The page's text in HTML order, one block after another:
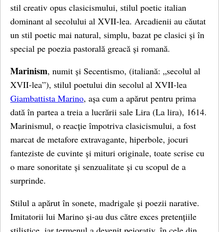
stil creativ opus clasicismului, stilul poetic italian
dominant al secolului al XVII-lea. Arcadienii au căutat
un stil poetic mai natural, simplu, bazat pe clasici și în
special pe poezia pastorală greacă și romană.
Marinism, numit și Secentismo, (italiană: „secolul al
XVII-lea”), stilul poetului din secolul al XVII-lea
Giambattista Marino, așa cum a apărut pentru prima
dată în partea a treia a lucrării sale Lira (La lira), 1614.
Marinismul, o reacție împotriva clasicismului, a fost
marcat de metafore extravagante, hiperbole, jocuri
fanteziste de cuvinte și mituri originale, toate scrise cu
o mare sonoritate și senzualitate și cu scopul de a
surprinde.
Stilul a apărut în sonete, madrigale și poezii narative.
Imitatorii lui Marino și-au dus către exces pretențiile